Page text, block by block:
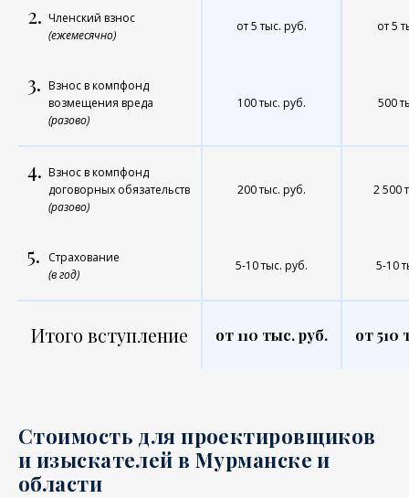
2. Членский взнос
(ежемесячно)
от 5 тыс. руб. от 5
3. Взнос в компфонд
возмещения вреда
(разово)
100 тыс. руб. 500
4. Взнос в компфонд
договорных обязательств
(разово)
200 тыс. руб. 2 500
5.
Страхование
(в год)
5-10 тыс. руб. 5-10
Итого вступление от 110 тыс. руб. от 510
Стоимость для проектировщиков
и изыскателей в Мурманске и
области